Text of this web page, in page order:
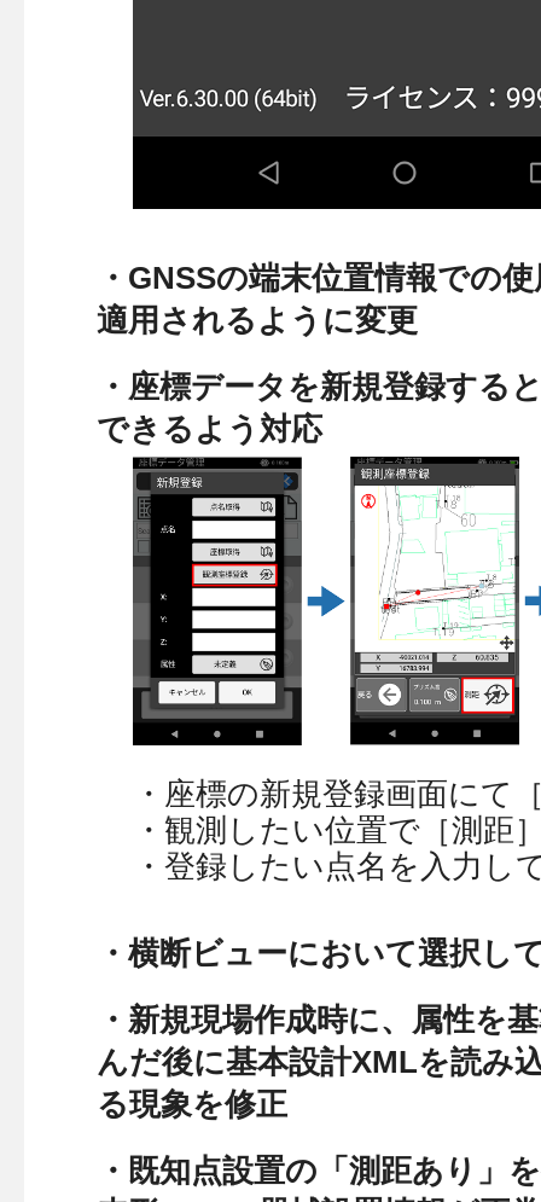
・GNSSの端末位置情報での
適用されるように変更
・座標データを新規登録する
できるよう対応
・座標の新規登録画面にて
・観測したい位置で［測距
・登録したい点名を入力し
・横断ビューにおいて選択し
・新規現場作成時に、属性を
んだ後に基本設計XMLを読み
る現象を修正
・既知点設置の「測距あり」